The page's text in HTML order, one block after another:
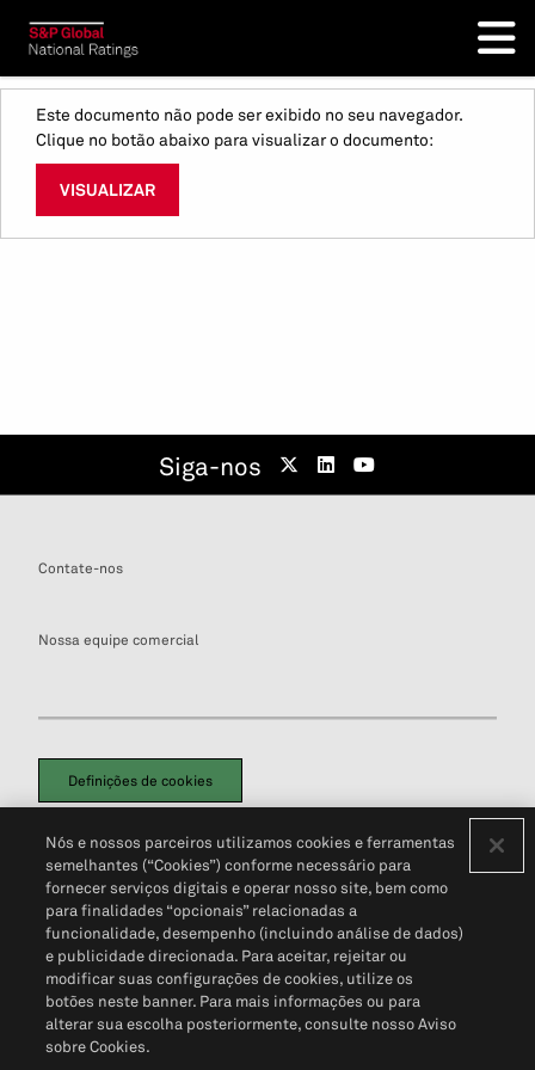
Este documento não pode ser exibido no seu navegador.
Clique no botão abaixo para visualizar o documento:
VISUALIZAR
Siga-nos
Contate-nos
Nossa equipe comercial
Definições de cookies
Política de PrivacidadePortal de privacidade do cliente (em inglês)
Não Venda Minhas Informações Pessoais© 2026 S&P Global
Nós e nossos parceiros utilizamos cookies e ferramentas
semelhantes (“Cookies”) conforme necessário para
fornecer serviços digitais e operar nosso site, bem como
para finalidades “opcionais” relacionadas a
funcionalidade, desempenho (incluindo análise de dados)
e publicidade direcionada. Para aceitar, rejeitar ou
modificar suas configurações de cookies, utilize os
botões neste banner. Para mais informações ou para
alterar sua escolha posteriormente, consulte nosso Aviso
sobre Cookies.